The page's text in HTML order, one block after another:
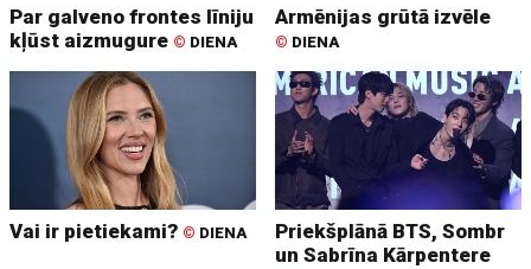
Par galveno frontes līniju
kļūst aizmugure © DIENA
Armēnijas grūtā izvēle
© DIENA
Vai ir pietiekami? © DIENA
Priekšplānā BTS, Sombr
un Sabrīna Kārpentere